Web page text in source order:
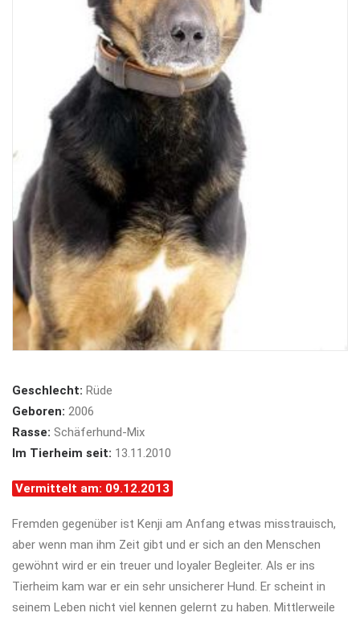
Geschlecht: Rüde
Geboren: 2006
Rasse: Schäferhund-Mix
Im Tierheim seit: 13.11.2010
Vermittelt am: 09.12.2013
Fremden gegenüber ist Kenji am Anfang etwas misstrauisch,
aber wenn man ihm Zeit gibt und er sich an den Menschen
gewöhnt wird er ein treuer und loyaler Begleiter. Als er ins
Tierheim kam war er ein sehr unsicherer Hund. Er scheint in
seinem Leben nicht viel kennen gelernt zu haben. Mittlerweile